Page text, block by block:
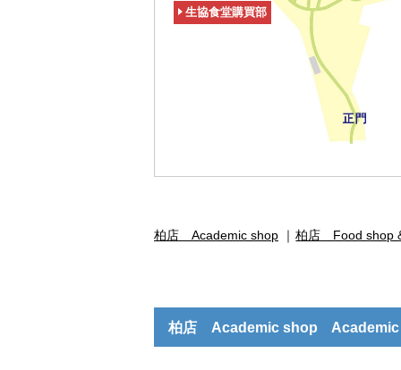
生協食堂購買部
柏店 Academic shop 柏店 Food shop
柏店 Academic shop Academic